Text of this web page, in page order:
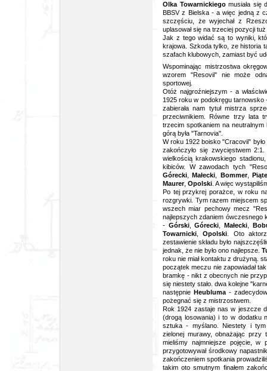
Olka Towarnickiegomusiała się
BBSV z Bielska - a więc jedną z
szczęściu, że wyjechał z
uplasował się na trzeciej pozycji
Jak z tego widać są to wyniki,
krajowa. Szkoda tylko, ze historia
szafach klubowych, zamiast być
Wspominając mistrzostwa
wzorem "Resovii" nie może
sportowej.
Otóż najgroźniejszym - a
1925 roku w podokręgu
zabierała nam tytuł mistrza
przeciwnikiem. Równe trzy lata
trzecim spotkaniem na
górą była "Tarnovia".
W roku 1922 boisko "Cracovii"
zakończyło się zwycięstwem
wielkością krakowskiego
kibiców. W zawodach tych
Górecki ,Małecki Bommer,
Maurer, Opolski . A więc
Po tej przykrej porażce, w roku
rozgrywki. Tym razem miejscem
wszech miar pechowy mecz
najlepszych zdaniem ówczesnego
- Górski,Górecki ,Małecki
Towarnicki ,Opolski . Oto
zestawienie składu było
jednak, że nie było ono najlepsze.
roku nie miał kontaktu z drużyną.
początek meczu nie zapowiadał
bramkę - nikt z obecnych nie
się niestety stało. dwa kolejne
następnie Heubluma -
pożegnać się z mistrzostwem.
Rok 1924 zastaje nas w jeszcze
(drogą losowania) i to w dodatku
sztuka - myślano. Niestety i tym
zielonej murawy, obnażając przy
mieliśmy najmniejsze pojęcie,
przygotowywał środkowy
zakończeniem spotkania
takim oto smutnym finałem